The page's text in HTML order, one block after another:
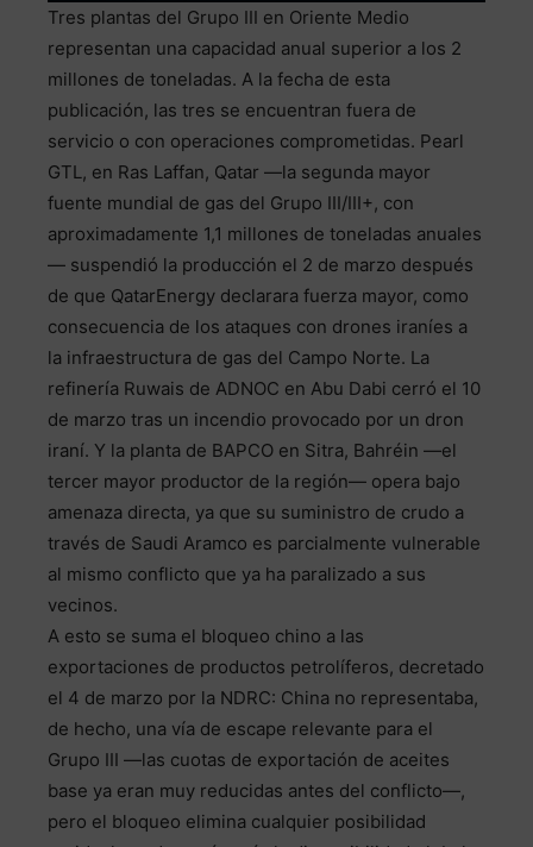
Tres plantas del Grupo III en Oriente Medio
representan una capacidad anual superior a los 2
millones de toneladas. A la fecha de esta
publicación, las tres se encuentran fuera de
servicio o con operaciones comprometidas. Pearl
GTL, en Ras Laffan, Qatar —la segunda mayor
fuente mundial de gas del Grupo III/III+, con
aproximadamente 1,1 millones de toneladas anuales
— suspendió la producción el 2 de marzo después
de que QatarEnergy declarara fuerza mayor, como
consecuencia de los ataques con drones iraníes a
la infraestructura de gas del Campo Norte. La
refinería Ruwais de ADNOC en Abu Dabi cerró el 10
de marzo tras un incendio provocado por un dron
iraní. Y la planta de BAPCO en Sitra, Bahréin —el
tercer mayor productor de la región— opera bajo
amenaza directa, ya que su suministro de crudo a
través de Saudi Aramco es parcialmente vulnerable
al mismo conflicto que ya ha paralizado a sus
vecinos.
A esto se suma el bloqueo chino a las
exportaciones de productos petrolíferos, decretado
el 4 de marzo por la NDRC: China no representaba,
de hecho, una vía de escape relevante para el
Grupo III —las cuotas de exportación de aceites
base ya eran muy reducidas antes del conflicto—,
pero el bloqueo elimina cualquier posibilidad